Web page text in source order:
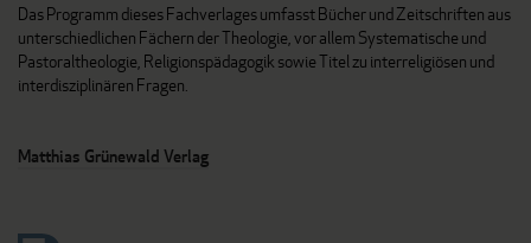
Das Programm dieses Fachverlages umfasst Bücher und Zeitschriften aus
unterschiedlichen Fächern der Theologie, vor allem Systematische und
Pastoraltheologie, Religionspädagogik sowie Titel zu interreligiösen und
interdisziplinären Fragen.
Matthias Grünewald Verlag